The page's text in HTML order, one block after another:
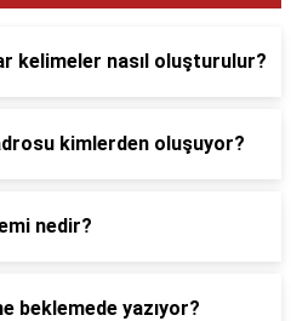
kelimeler nasıl oluşturulur?
kimlerden oluşuyor?
nedir?
beklemede yazıyor?